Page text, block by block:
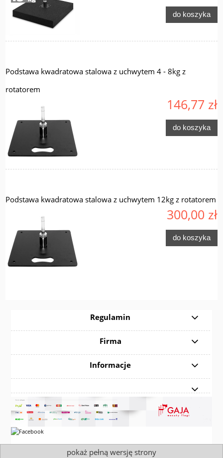
do koszyka
Podstawa kwadratowa stalowa z uchwytem 4 - 8kg z
rotatorem
146,77 zł
do koszyka
Podstawa kwadratowa stalowa z uchwytem 12kg z rotatorem
300,00 zł
do koszyka
Regulamin
Firma
Informacje
pokaż pełną wersję strony